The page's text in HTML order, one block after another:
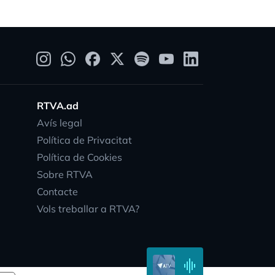
RTVA.ad
Avís legal
Política de Privacitat
Política de Cookies
Sobre RTVA
Contacte
Vols treballar a RTVA?